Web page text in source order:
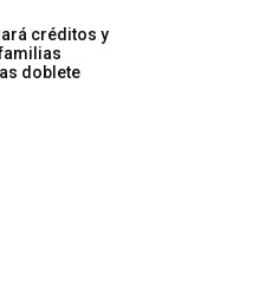
créditos y
doblete